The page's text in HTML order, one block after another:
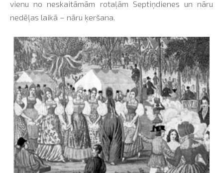
vienu no neskaitāmām rotaļām Septiņdienes un nāru
nedēļas laikā – nāru ķeršana.